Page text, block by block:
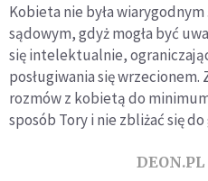
Kobieta nie była
sądowym, gdyż mogła być
się intelektualnie,
posługiwania się
rozmów z kobietą do
sposób Tory i nie zbliżać się do
DEON.PL